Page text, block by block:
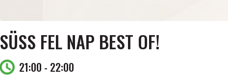
SÜSS FEL NAP BEST OF!
21:00 - 22:00